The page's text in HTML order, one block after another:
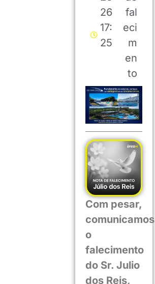
26
17:
25
fal
eci
m
en
to
Com pesar,
comunicamos
o
falecimento
do Sr. Julio
dos Reis,